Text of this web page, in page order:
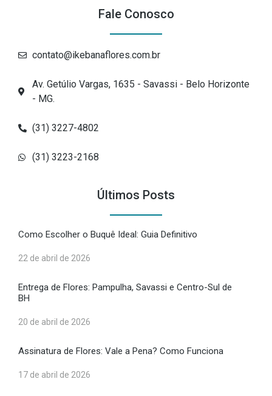
Fale Conosco
contato@ikebanaflores.com.br
Av. Getúlio Vargas, 1635 - Savassi - Belo Horizonte
- MG.
(31) 3227-4802
(31) 3223-2168
Últimos Posts
Como Escolher o Buquê Ideal: Guia Definitivo
22 de abril de 2026
Entrega de Flores: Pampulha, Savassi e Centro-Sul de
BH
20 de abril de 2026
Assinatura de Flores: Vale a Pena? Como Funciona
17 de abril de 2026